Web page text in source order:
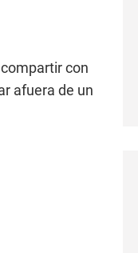
con
afuera de un